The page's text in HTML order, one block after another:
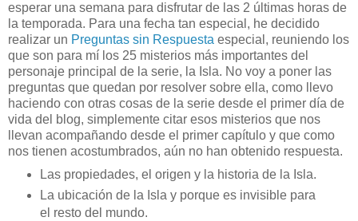
esperar una semana para disfrutar de las 2 últimas horas de
la temporada. Para una fecha tan especial, he decidido
realizar un Preguntas sin Respuesta especial, reuniendo los
que son para mí los 25 misterios más importantes del
personaje principal de la serie, la Isla. No voy a poner las
preguntas que quedan por resolver sobre ella, como llevo
haciendo con otras cosas de la serie desde el primer día de
vida del blog, simplemente citar esos misterios que nos
llevan acompañando desde el primer capítulo y que como
nos tienen acostumbrados, aún no han obtenido respuesta.
Las propiedades, el origen y la historia de la Isla.
La ubicación de la Isla y porque es invisible para
el resto del mundo.